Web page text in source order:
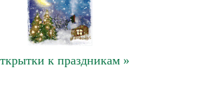
к праздникам »